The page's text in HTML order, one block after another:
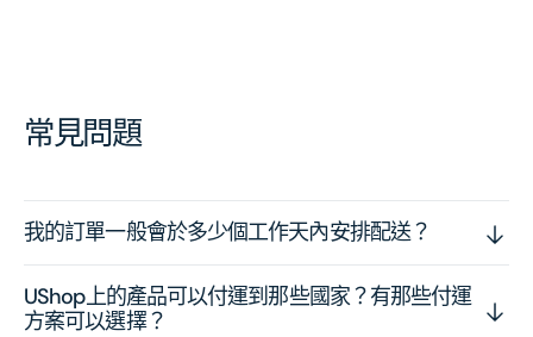
常見問題
我的訂單一般會於多少個工作天內安排配送？
UShop上的產品可以付運到那些國家？有那些付運
方案可以選擇？